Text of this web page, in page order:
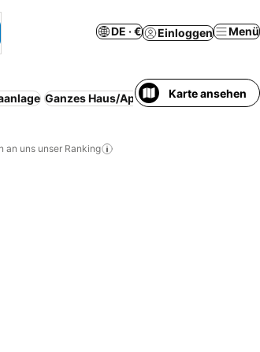
DE · € Einloggen Menü
Ganzes Haus/Apartment Kostenlose
Karte ansehen
an uns unser Ranking
hinzufügen